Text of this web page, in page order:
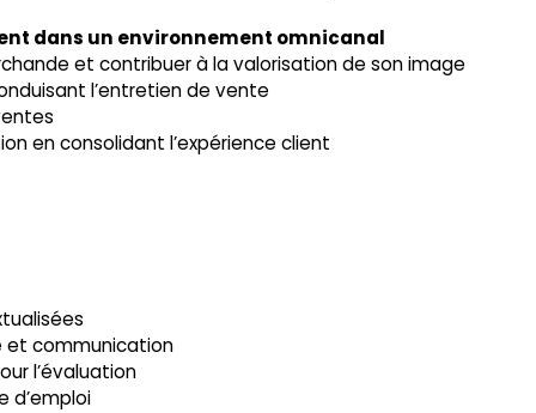
dans un environnement omnicanal
et contribuer à la valorisation de son image
l’entretien de vente
en consolidant l’expérience client
et communication
l’évaluation
d’emploi